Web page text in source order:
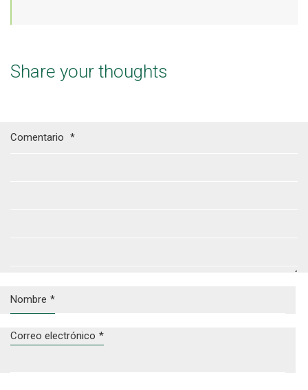
Share your thoughts
Comentario *
Nombre *
Correo electrónico *